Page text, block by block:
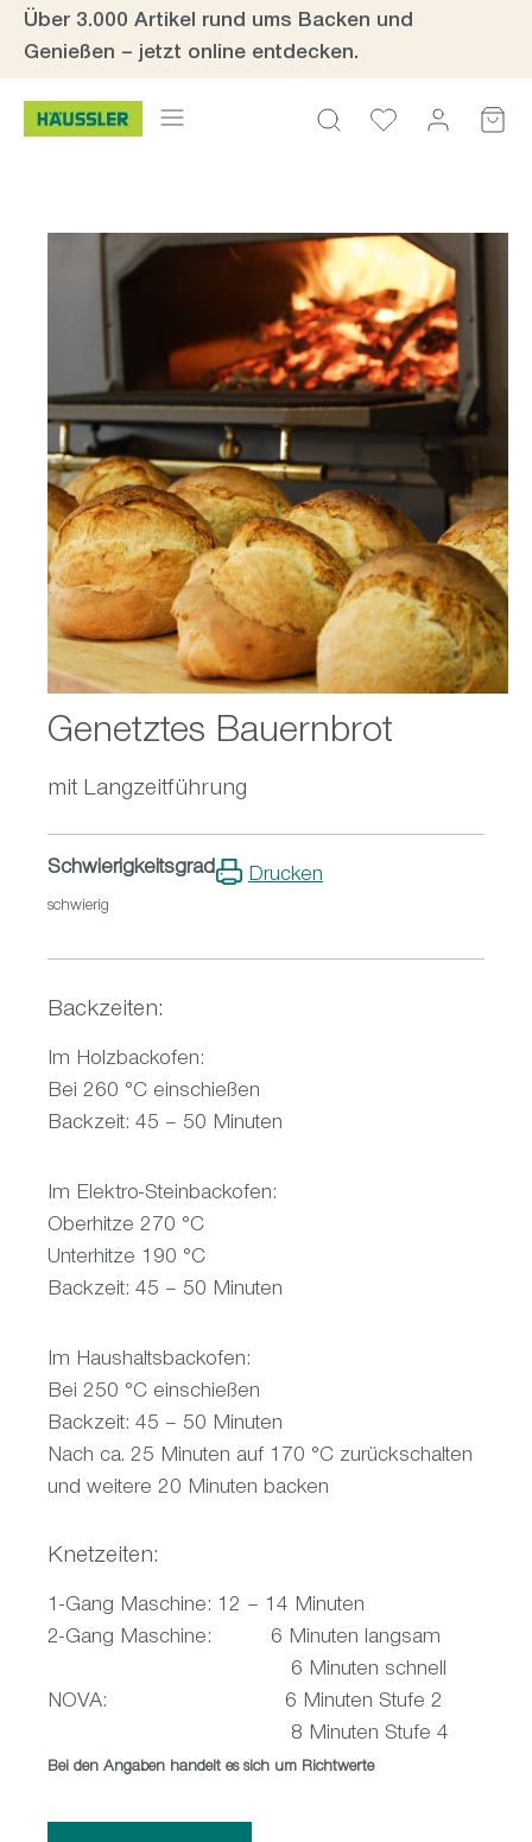
Zum Hauptinhalt springen
Über 3.000 Artikel rund ums Backen und
Genießen – jetzt online entdecken.
Bildergalerie überspringen
Genetztes Bauernbrot
mit Langzeitführung
Schwierigkeitsgrad
schwierig
Drucken
Backzeiten:
Im Holzbackofen:
Bei 260 °C einschießen
Backzeit: 45 – 50 Minuten
Im Elektro-Steinbackofen:
Oberhitze 270 °C
Unterhitze 190 °C
Backzeit: 45 – 50 Minuten
Im Haushaltsbackofen:
Bei 250 °C einschießen
Backzeit: 45 – 50 Minuten
Nach ca. 25 Minuten auf 170 °C zurückschalten
und weitere 20 Minuten backen
Knetzeiten:
1-Gang Maschine: 12 – 14 Minuten
2-Gang Maschine: 6 Minuten langsam
6 Minuten schnell
NOVA: 6 Minuten Stufe 2
8 Minuten Stufe 4
Bei den Angaben handelt es sich um Richtwerte